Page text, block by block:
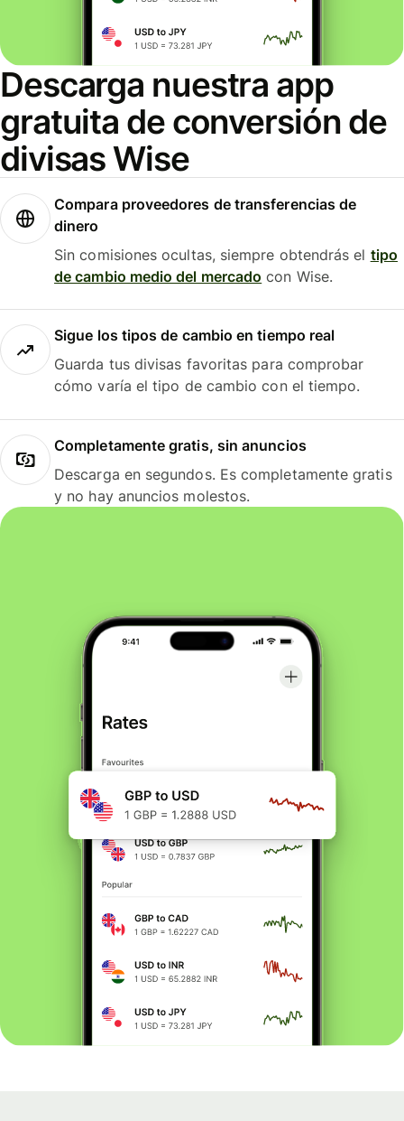
Descarga nuestra app
gratuita de conversión de
divisas Wise
Compara proveedores de transferencias de
dinero
Sin comisiones ocultas, siempre obtendrás el tipo
de cambio medio del mercado con Wise.
Sigue los tipos de cambio en tiempo real
Guarda tus divisas favoritas para comprobar
cómo varía el tipo de cambio con el tiempo.
Completamente gratis, sin anuncios
Descarga en segundos. Es completamente gratis
y no hay anuncios molestos.